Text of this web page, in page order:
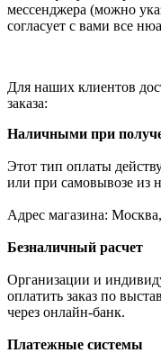
мессенджера (можно
согласует с вами все
Для наших клиентов
заказа:
Наличными при
Этот тип оплаты
или при самовывозе из
Адрес магазина:
Безналичный расчет
Организации и
оплатить заказ по
через онлайн-банк.
Платежные системы